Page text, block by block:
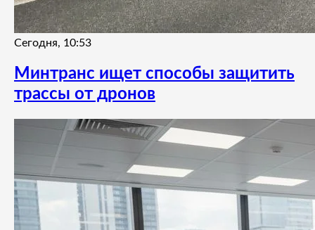
Сегодня, 10:53
Минтранс ищет способы защитить
трассы от дронов